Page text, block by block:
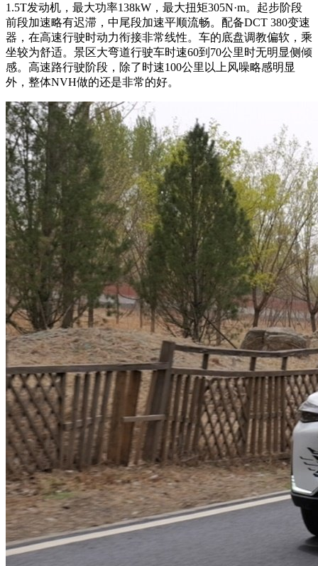
1.5T发动机，最大功率138kW，最大扭矩305N·m。起步阶段
前段加速略有迟滞，中尾段加速平顺流畅。配备DCT 380变速
器，在高速行驶时动力衔接非常线性。车的底盘调教偏软，乘
坐较为舒适。景区大弯道行驶车时速60到70公里时无明显侧倾
感。高速路行驶阶段，除了时速100公里以上风噪略感明显
外，整体NVH做的还是非常的好。